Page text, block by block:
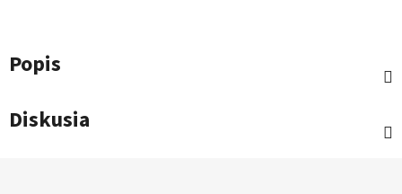
Popis
Diskusia